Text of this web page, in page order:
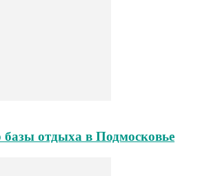
отдыха в Подмосковье